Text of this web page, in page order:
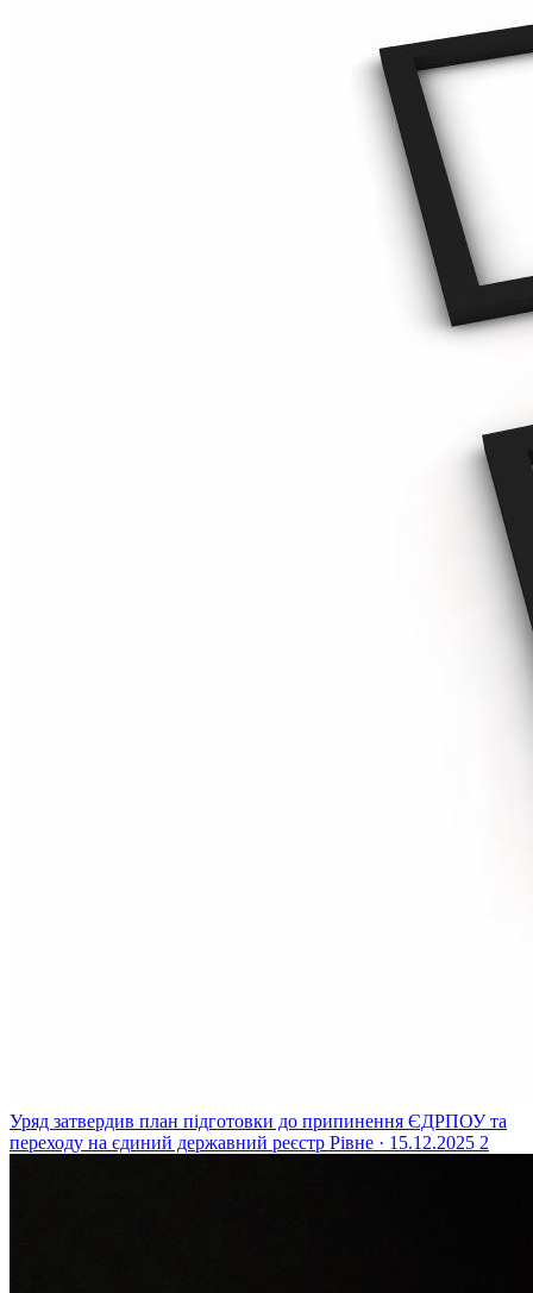
Уряд затвердив план підготовки до припинення ЄДРПОУ та
переходу на єдиний державний реєстр Рівне · 15.12.2025 2